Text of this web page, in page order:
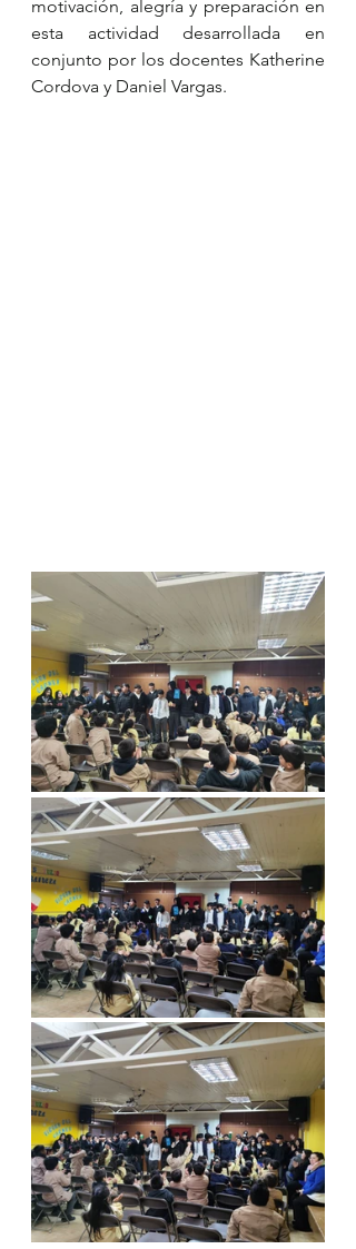
motivación, alegría y preparación en
esta actividad desarrollada en
conjunto por los docentes Katherine
Cordova y Daniel Vargas.